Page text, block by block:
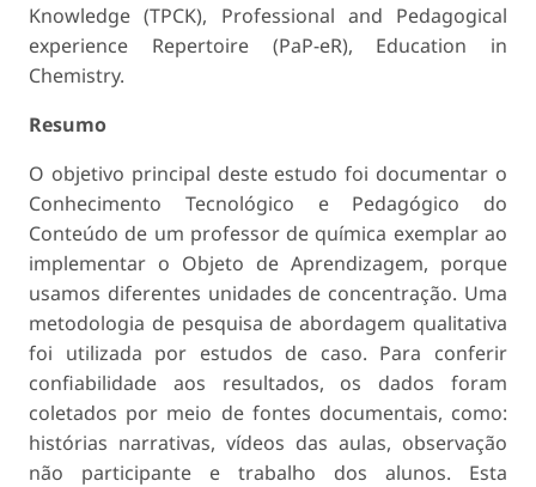
Knowledge (TPCK), Professional and Pedagogical
experience Repertoire (PaP-eR), Education in
Chemistry.
Resumo
O objetivo principal deste estudo foi documentar o
Conhecimento Tecnológico e Pedagógico do
Conteúdo de um professor de química exemplar ao
implementar o Objeto de Aprendizagem, porque
usamos diferentes unidades de concentração. Uma
metodologia de pesquisa de abordagem qualitativa
foi utilizada por estudos de caso. Para conferir
confiabilidade aos resultados, os dados foram
coletados por meio de fontes documentais, como:
histórias narrativas, vídeos das aulas, observação
não participante e trabalho dos alunos. Esta